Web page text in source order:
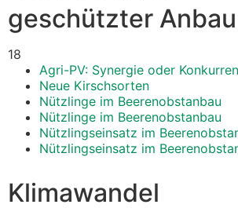
geschützter Anbau
18
Agri-PV: Synergie oder
Neue Kirschsorten
Nützlinge im Beerenobstanbau
Nützlinge im Beerenobstanbau
Nützlingseinsatz im
Nützlingseinsatz im
Klimawandel